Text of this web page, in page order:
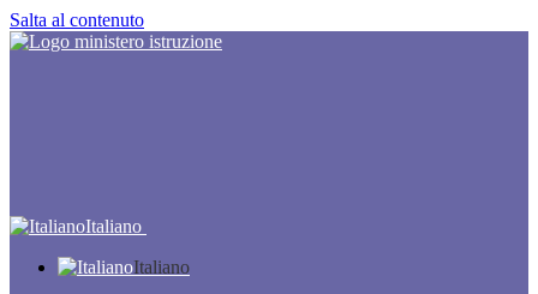
Salta al contenuto
Italiano
Italiano